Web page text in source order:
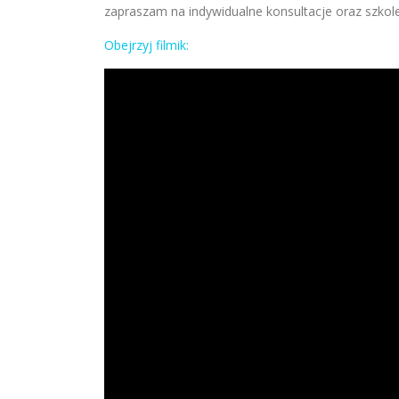
zapraszam na indywidualne konsultacje oraz
Obejrzyj filmik: